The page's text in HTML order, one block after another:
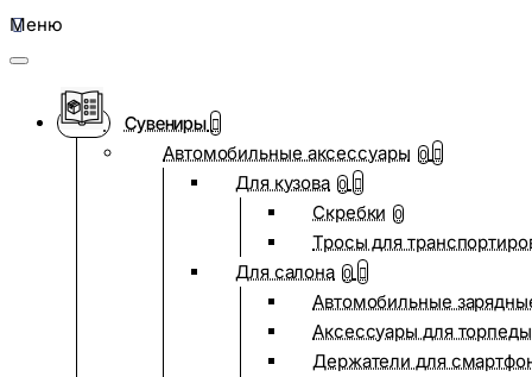
Меню
Сувениры
Автомобильные аксессуары 0
Для кузова 0
Скребки 0
Тросы для
Для салона 0
Автомобильные
Аксессуары для
Держатели для